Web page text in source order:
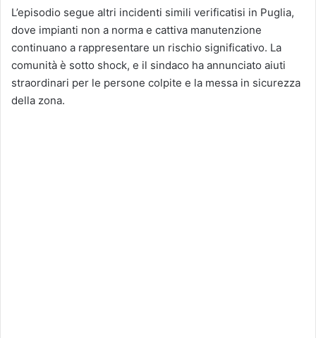
L’episodio segue altri incidenti simili verificatisi in Puglia,
dove impianti non a norma e cattiva manutenzione
continuano a rappresentare un rischio significativo. La
comunità è sotto shock, e il sindaco ha annunciato aiuti
straordinari per le persone colpite e la messa in sicurezza
della zona.